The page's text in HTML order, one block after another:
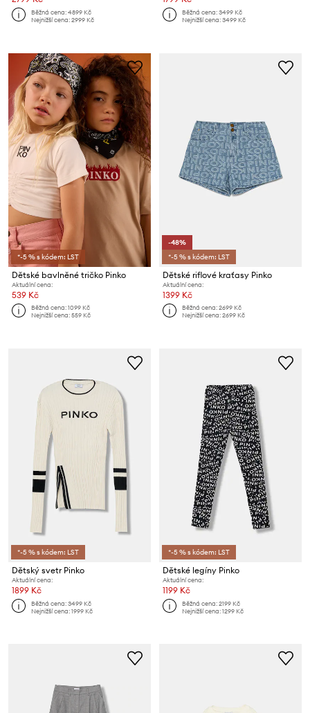
Běžná cena:4899 Kč
Nejnižší cena:2999 Kč
Běžná cena:3499 Kč
Nejnižší cena:3499 Kč
*-5 % s kódem: LST
Dětské bavlněné tričko Pinko
Aktuální cena:
539 Kč
Běžná cena:1099 Kč
Nejnižší cena:559 Kč
-48%
*-5 % s kódem: LST
Dětské riflové kraťasy Pinko
Aktuální cena:
1399 Kč
Běžná cena:2699 Kč
Nejnižší cena:2699 Kč
*-5 % s kódem: LST
Dětský svetr Pinko
Aktuální cena:
1899 Kč
Běžná cena:3499 Kč
Nejnižší cena:1999 Kč
*-5 % s kódem: LST
Dětské legíny Pinko
Aktuální cena:
1199 Kč
Běžná cena:2199 Kč
Nejnižší cena:1299 Kč